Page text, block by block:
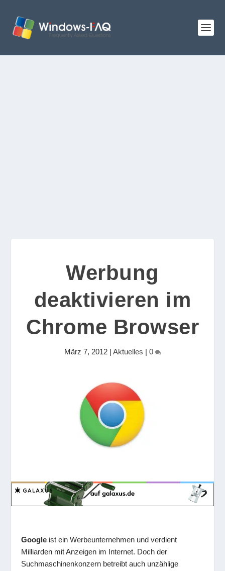
Werbung
deaktivieren im
Chrome Browser
März 7, 2012| Aktuelles | 0
Google ist ein Werbeunternehmen und verdient
Milliarden mit Anzeigen im Internet. Doch der
Suchmaschinenkonzern betreibt auch unzählige